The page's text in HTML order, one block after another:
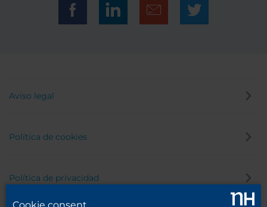
Aviso legal
Política de cookies
Política de privacidad
Cookie consent